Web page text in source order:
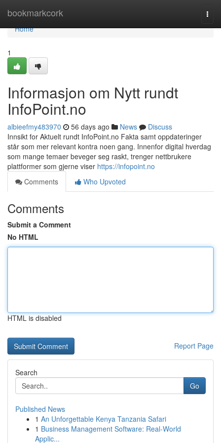
bookmarkcork
Home
Home
1
Informasjon om Nytt rundt
InfoPoint.no
albieefmy483970 56 days ago News
Discuss
Innsikt for Aktuelt rundt InfoPoint.no Fakta samt oppdateringer
står som mer relevant kontra noen gang. Innenfor digital hverdag
som mange temaer beveger seg raskt, trenger nettbrukere
plattformer som gjerne viser https://infopoint.no
Comments
Who Upvoted
Comments
Submit a Comment
No HTML
HTML is disabled
Report Page
Search
Go
Published News
1 An Unforgettable Kenya Tanzania Safari
1 Business Management Software: Real-World
Applic...